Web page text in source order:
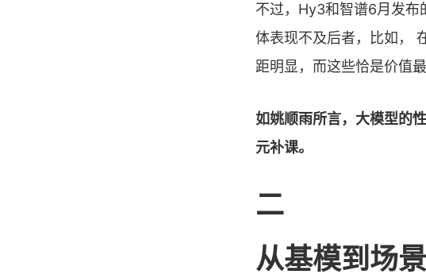
不过，Hy3和智谱6月发
体表现不及后者，比如，
距明显，而这些恰是价值
如姚顺雨所言，大模型的
元补课。
二
从基模到场